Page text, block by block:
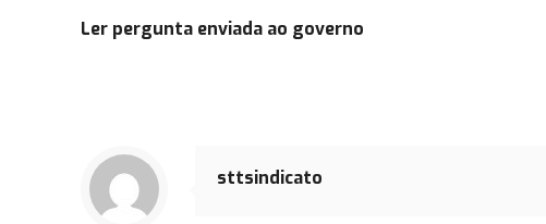
Ler pergunta enviada ao governo
sttsindicato